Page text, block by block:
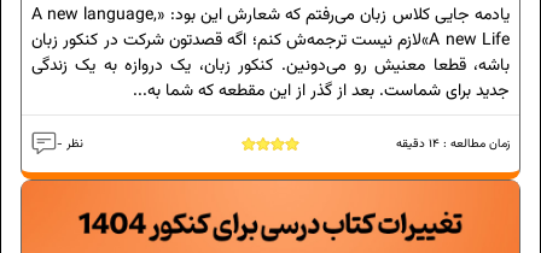
یادمه جایی کلاس زبان می‌رفتم که شعارش این بود: «A new language,
A new Life»لازم نیست ترجمه‌ش کنم؛ اگه قصدتون شرکت در کنکور زبان
باشه، قطعا معنیش رو می‌دونین. کنکور زبان، یک دروازه به یک زندگی
جدید برای شماست. بعد از گذر از این مقطعه که شما به...
- نظر زمان مطالعه : 14 دقیقه